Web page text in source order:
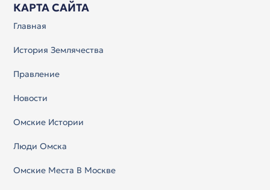
КАРТА САЙТА
Главная
История Землячества
Правление
Новости
Омские Истории
Люди Омска
Омские Места В Москве